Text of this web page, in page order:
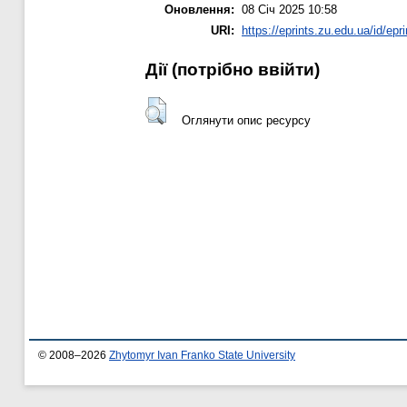
Оновлення: 08 Січ 2025 10:58
URI:
https://eprints.zu.edu.ua/id/
Дії ​​(потрібно ввійти)
Оглянути опис ресурсу
© 2008–2026 Zhytomyr Ivan Franko State University